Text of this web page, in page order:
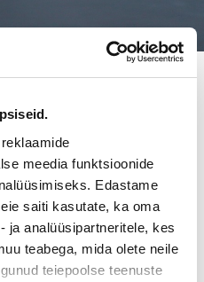
meedia funktsioonide
Edastame
saiti kasutate, ka oma
ja analüüsipartneritele, kes
teabega, mida olete neile
teiepoolse teenuste
OMISTAJA
maahantuovan
Nesta Consulting Oy:lle.
liikkeenjohdon
Oy:n aikaisemmista
edelleen yhtiön